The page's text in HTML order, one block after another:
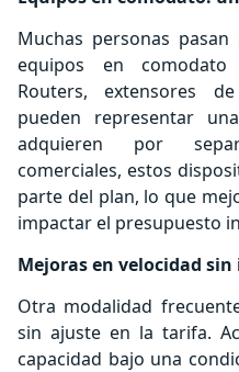
Muchas personas
equipos en
Routers, extensores
pueden representar
adquieren por
comerciales, estos
parte del plan, lo que
impactar el presupuesto
Mejoras en velocidad
Otra modalidad
sin ajuste en la tarifa.
capacidad bajo una